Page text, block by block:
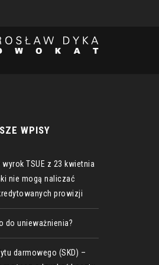
WPISY
wyrok TSUE z 23 kwietnia
nie mogą naliczać
prowizji
do unieważnienia?
darmowego (SKD) –